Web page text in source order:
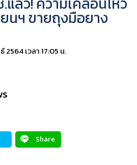
นฯ ขายถุงมือยาง
เวลา 17:05 น.
Share